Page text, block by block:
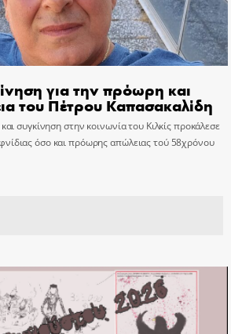
για την πρόωρη και
του Πέτρου Καπασακαλίδη
συγκίνηση στην κοινωνία του Κιλκίς προκάλεσε
όσο και πρόωρης απώλειας τού 58χρόνου